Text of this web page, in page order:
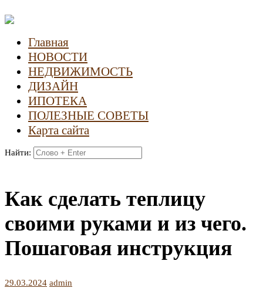
Главная
НОВОСТИ
НЕДВИЖИМОСТЬ
ДИЗАЙН
ИПОТЕКА
ПОЛЕЗНЫЕ СОВЕТЫ
Карта сайта
Найти:
Как сделать теплицу
своими руками и из чего.
Пошаговая инструкция
29.03.2024 admin